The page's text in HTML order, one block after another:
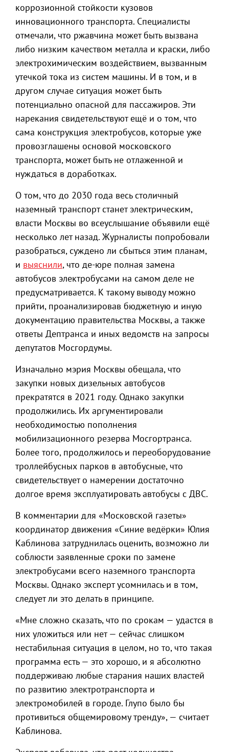
коррозионной стойкости кузовов
инновационного транспорта. Специалисты
отмечали, что ржавчина может быть вызвана
либо низким качеством металла и краски, либо
электрохимическим воздействием, вызванным
утечкой тока из систем машины. И в том, и в
другом случае ситуация может быть
потенциально опасной для пассажиров. Эти
нарекания свидетельствуют ещё и о том, что
сама конструкция электробусов, которые уже
провозглашены основой московского
транспорта, может быть не отлаженной и
нуждаться в доработках.
О том, что до 2030 года весь столичный
наземный транспорт станет электрическим,
власти Москвы во всеуслышание объявили ещё
несколько лет назад. Журналисты попробовали
разобраться, суждено ли сбыться этим планам,
и выяснили, что де-юре полная замена
автобусов электробусами на самом деле не
предусматривается. К такому выводу можно
прийти, проанализировав бюджетную и иную
документацию правительства Москвы, а также
ответы Дептранса и иных ведомств на запросы
депутатов Мосгордумы.
Изначально мэрия Москвы обещала, что
закупки новых дизельных автобусов
прекратятся в 2021 году. Однако закупки
продолжились. Их аргументировали
необходимостью пополнения
мобилизационного резерва Мосгортранса.
Более того, продолжилось и переоборудование
троллейбусных парков в автобусные, что
свидетельствует о намерении достаточно
долгое время эксплуатировать автобусы с ДВС.
В комментарии для «Московской газеты»
координатор движения «Синие ведёрки» Юлия
Каблинова затруднилась оценить, возможно ли
соблюсти заявленные сроки по замене
электробусами всего наземного транспорта
Москвы. Однако эксперт усомнилась и в том,
следует ли это делать в принципе.
«Мне сложно сказать, что по срокам — удастся в
них уложиться или нет — сейчас слишком
нестабильная ситуация в целом, но то, что такая
программа есть — это хорошо, и я абсолютно
поддерживаю любые старания наших властей
по развитию электротранспорта и
электромобилей в городе. Глупо было бы
противиться общемировому тренду», — считает
Каблинова.